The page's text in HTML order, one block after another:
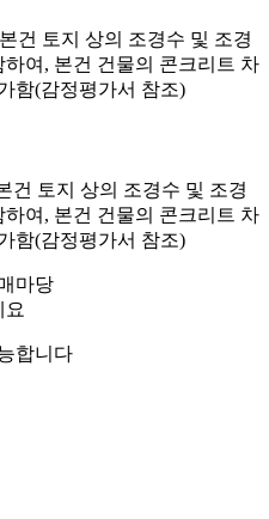
건 토지 상의 조경수 및 조경
여, 본건 건물의 콘크리트 차
함(감정평가서 참조)
건 토지 상의 조경수 및 조경
여, 본건 건물의 콘크리트 차
함(감정평가서 참조)
마당
요
합니다